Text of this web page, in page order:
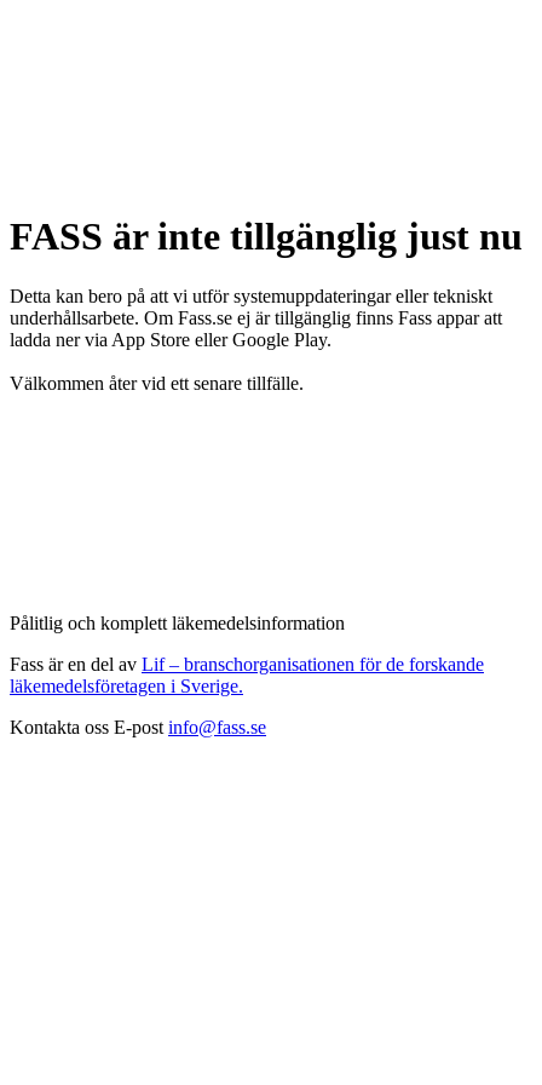
FASS är inte tillgänglig just nu
Detta kan bero på att vi utför systemuppdateringar eller tekniskt
underhållsarbete. Om Fass.se ej är tillgänglig finns Fass appar att
ladda ner via App Store eller Google Play.
Välkommen åter vid ett senare tillfälle.
Pålitlig och komplett läkemedelsinformation
Fass är en del av Lif – branschorganisationen för de forskande
läkemedelsföretagen i Sverige.
Kontakta oss E-post info@fass.se